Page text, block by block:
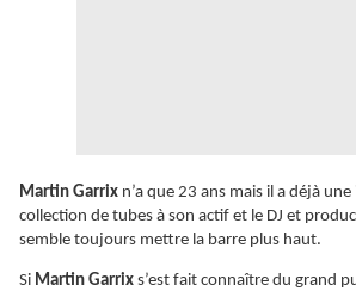
Martin Garrix n’a que 23 ans mais il a déjà
collection de tubes à son actif et le DJ et
semble toujours mettre la barre plus haut.
Si Martin Garrix s’est fait connaître du grand